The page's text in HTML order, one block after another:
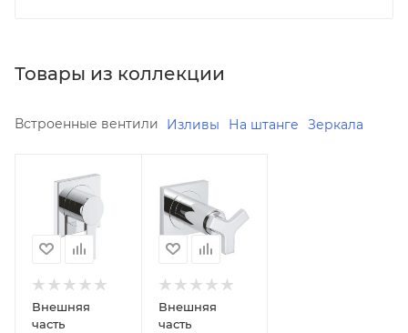
Товары из коллекции
Встроенные вентили Изливы На штанге Зеркала
Минимальная
цена
17587.46
Реквизиты
Товар,
00-
011493940
Внешняя
часть
Минимальная
цена
18954.26
Реквизиты
Товар,
00-
011493920
Внешняя
часть